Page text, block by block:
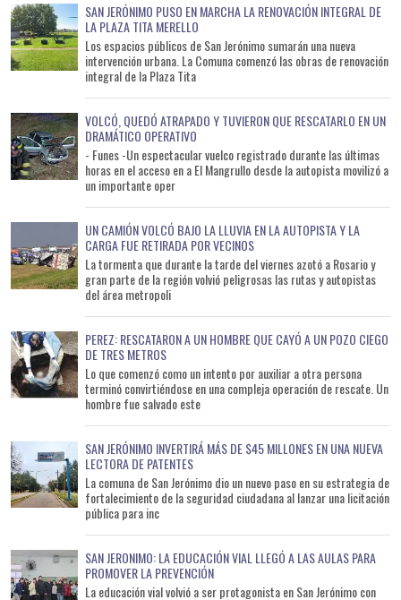
SAN JERÓNIMO PUSO EN MARCHA LA RENOVACIÓN INTEGRAL DE
LA PLAZA TITA MERELLO
Los espacios públicos de San Jerónimo sumarán una nueva
intervención urbana. La Comuna comenzó las obras de renovación
integral de la Plaza Tita
VOLCÓ, QUEDÓ ATRAPADO Y TUVIERON QUE RESCATARLO EN UN
DRAMÁTICO OPERATIVO
- Funes -Un espectacular vuelco registrado durante las últimas
horas en el acceso en a El Mangrullo desde la autopista movilizó a
un importante oper
UN CAMIÓN VOLCÓ BAJO LA LLUVIA EN LA AUTOPISTA Y LA
CARGA FUE RETIRADA POR VECINOS
La tormenta que durante la tarde del viernes azotó a Rosario y
gran parte de la región volvió peligrosas las rutas y autopistas
del área metropoli
PEREZ: RESCATARON A UN HOMBRE QUE CAYÓ A UN POZO CIEGO
DE TRES METROS
Lo que comenzó como un intento por auxiliar a otra persona
terminó convirtiéndose en una compleja operación de rescate. Un
hombre fue salvado este
SAN JERÓNIMO INVERTIRÁ MÁS DE $45 MILLONES EN UNA NUEVA
LECTORA DE PATENTES
La comuna de San Jerónimo dio un nuevo paso en su estrategia de
fortalecimiento de la seguridad ciudadana al lanzar una licitación
pública para inc
SAN JERONIMO: LA EDUCACIÓN VIAL LLEGÓ A LAS AULAS PARA
PROMOVER LA PREVENCIÓN
La educación vial volvió a ser protagonista en San Jerónimo con